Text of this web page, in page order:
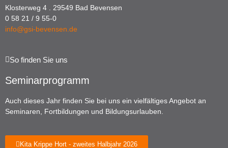
Klosterweg 4 . 29549 Bad Bevensen
0 58 21 / 9 55-0
info@gsi-bevensen.de
So finden Sie uns
Seminarprogramm
Auch dieses Jahr finden Sie bei uns ein vielfältiges Angebot an
Seminaren, Fortbildungen und Bildungsurlauben.
Kita Krippe Hort - zweites Halbjahr 2026